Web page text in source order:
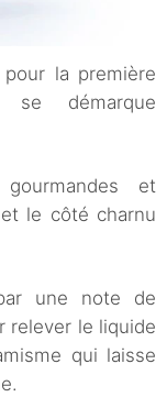
pour la première
démarque
et
le côté charnu
une note de
relever le liquide
qui laisse